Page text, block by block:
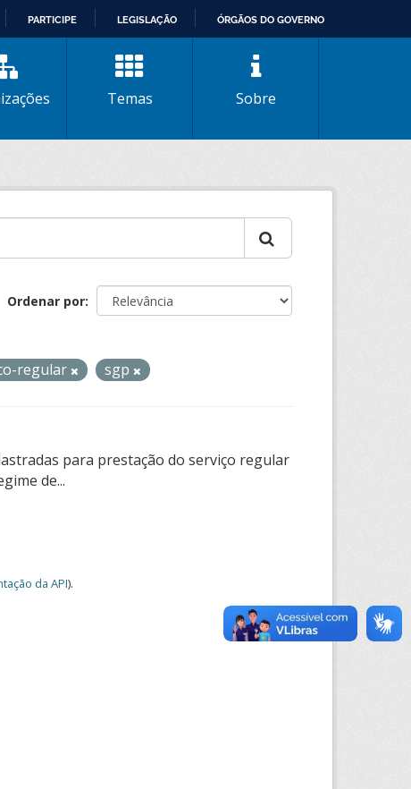
PARTICIPE LEGISLAÇÃO ÓRGÃOS DO GOVERNO
Temas Sobre
Ordenar por
regular sgp
para prestação do serviço regular
de...
da API).